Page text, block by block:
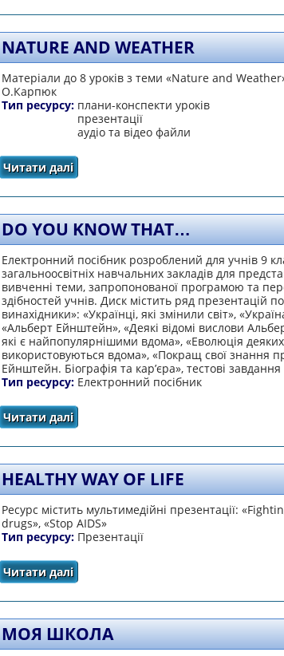
NATURE AND WEATHER
Матеріали до 8 уроків з теми «Nature and
О.Карпюк
Тип ресурсу: плани-конспекти уроків
презентації
аудіо та відео файли
Читати даліпро Nature and Weather
DO YOU KNOW THAT…
Електронний посібник розроблений для учнів 9
загальноосвітніх навчальних закладів для
вивченні теми, запропонованої програмою та
здібностей учнів. Диск містить ряд презентацій
винахідники»: «Українці, які змінили світ»,
«Альберт Ейнштейн», «Деякі відомі вислови
які є найпопулярнішими вдома», «Еволюція деяких
використовуються вдома», «Покращ свої знання
Ейнштейн. Біографія та кар’єра», тестові
Тип ресурсу: Електронний посібник
Читати даліпро Do You Know That…
HEALTHY WAY OF LIFE
Ресурс містить мультимедійні презентації:
drugs», «Stop AIDS»
Тип ресурсу: Презентації
Читати даліпро Healthy way of life
МОЯ ШКОЛА